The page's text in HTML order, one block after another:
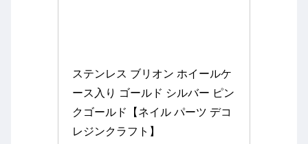
ステンレス ブリオン ホイールケ
ース入り ゴールド シルバー ピン
クゴールド【ネイル パーツ デコ
レジンクラフト】